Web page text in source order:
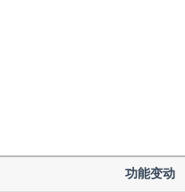
功能变动